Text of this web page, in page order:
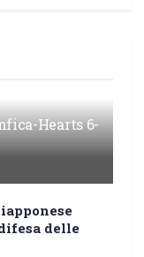
Hearts 6-
delle